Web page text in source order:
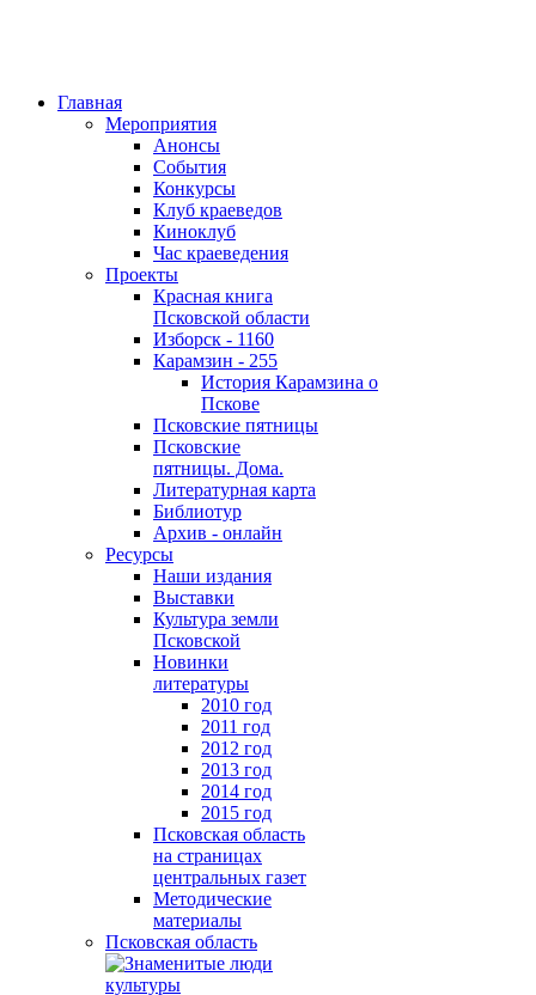
Главная
Мероприятия
Анонсы
События
Конкурсы
Клуб краеведов
Киноклуб
Час краеведения
Проекты
Красная книга
Псковской области
Изборск - 1160
Карамзин - 255
История Карамзина о
Пскове
Псковские пятницы
Псковские
пятницы. Дома.
Литературная карта
Библиотур
Архив - онлайн
Ресурсы
Наши издания
Выставки
Культура земли
Псковской
Новинки
литературы
2010 год
2011 год
2012 год
2013 год
2014 год
2015 год
Псковская область
на страницах
центральных газет
Методические
материалы
Псковская область